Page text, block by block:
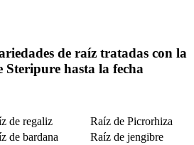
de raíz tratadas con la
Steripure hasta la fecha
de regaliz
Raíz de Picrorhiza
de bardana
Raíz de jengibre